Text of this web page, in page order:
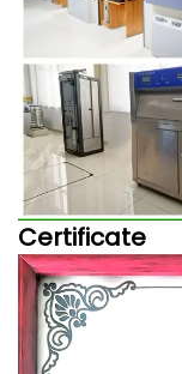
Certificate